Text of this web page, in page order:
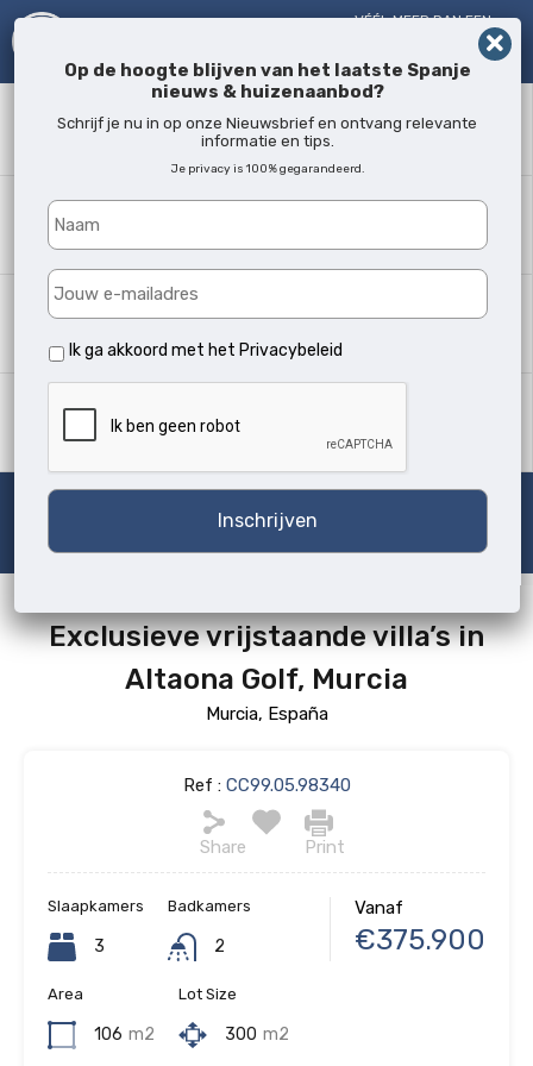
VÉÉL MEER DAN EEN
Waar?
Alle locaties
Woningtype
Alle soorten
Zoeken
Exclusieve vrijstaande villa’s in
Altaona Golf, Murcia
Murcia, España
Ref :CC99.05.98340
Share Print
Vanaf
€375.900
Slaapkamers
3
Badkamers
2
Area
106 m2
Lot Size
300 m2
Op de hoogte blijven van het laatste Spanje
nieuws & huizenaanbod?
Schrijf je nu in op onze Nieuwsbrief en ontvang relevante
informatie en tips.
Je privacy is 100% gegarandeerd.
Ik ga akkoord met het Privacybeleid